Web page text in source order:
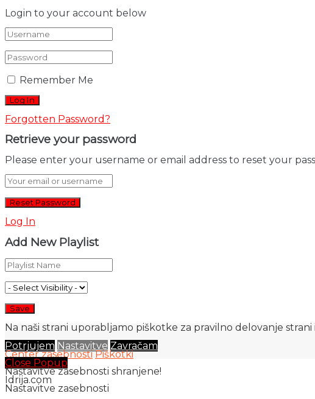
Login to your account below
Remember Me
Forgotten Password?
Retrieve your password
Please enter your username or email address to reset your
Log In
Add New Playlist
Na naši strani uporabljamo piškotke za pravilno delovanje
Potrjujem Nastavitve Zavračam
Center zasebnosti Piškotki
Close Popup
Nastavitve zasebnosti shranjene!
Idrija.com
Nastavitve zasebnosti